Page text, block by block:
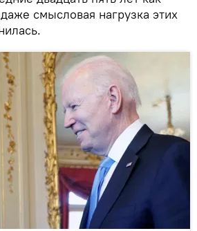
смысловая нагрузка этих